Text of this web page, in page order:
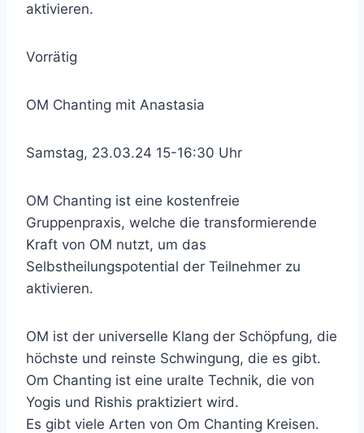
aktivieren.
Vorrätig
OM Chanting mit Anastasia
Samstag, 23.03.24 15-16:30 Uhr
OM Chanting ist eine kostenfreie
Gruppenpraxis, welche die transformierende
Kraft von OM nutzt, um das
Selbstheilungspotential der Teilnehmer zu
aktivieren.
OM ist der universelle Klang der Schöpfung, die
höchste und reinste Schwingung, die es gibt.
Om Chanting ist eine uralte Technik, die von
Yogis und Rishis praktiziert wird.
Es gibt viele Arten von Om Chanting Kreisen.